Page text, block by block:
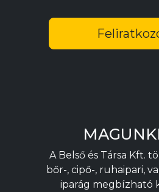
A Belső és Társa Kft.
bőr-, cipő-, ruhaipari,
iparág megbízható